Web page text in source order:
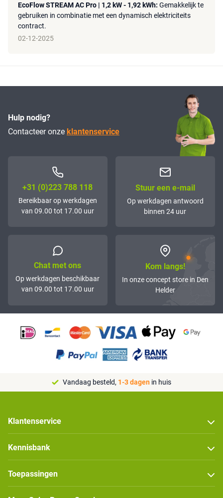
EcoFlow STREAM AC Pro | 1,2 kW - 1,92 kWh: Gemakkelijk te
gebruiken in combinatie met een dynamisch elektriciteits
contract.
02-12-2025
Hulp nodig?
Contacteer onze klantenservice
+31 (0)223 788 118
Bereikbaar op werkdagen
van 09.00 tot 17.00 uur
Stuur een e-mail
Op werkdagen antwoord
binnen 24 uur
Chat met ons
Op werkdagen beschikbaar
van 09.00 tot 17.00 uur
Kom langs!
In onze concept store in Den
Helder
Vandaag besteld, 1-3 dagen in huis
Klantenservice
Kennisbank
Toepassingen